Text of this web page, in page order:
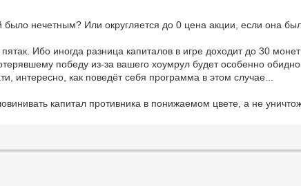
было нечетным? Или округляется до 0 цена акции, если она
Ибо иногда разница капиталов в игре доходит до 30
победу из-за вашего хоумрул будет особенно
интересно, как поведёт себя программа в этом случае...
капитал противника в понижаемом цвете, а не